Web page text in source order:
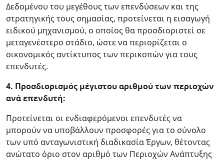
Δεδομένου του μεγέθους των επενδύσεων και της
στρατηγικής τους σημασίας, προτείνεται η εισαγωγή
ειδικού μηχανισμού, ο οποίος θα προσδιοριστεί σε
μεταγενέστερο στάδιο, ώστε να περιορίζεται ο
οικονομικός αντίκτυπος των περικοπών για τους
επενδυτές.
4. Προσδιορισμός μέγιστου αριθμού των περιοχών
ανά επενδυτή:
Προτείνεται οι ενδιαφερόμενοι επενδυτές να
μπορούν να υποβάλλουν προσφορές για το σύνολο
των υπό ανταγωνιστική διαδικασία Έργων, θέτοντας
ανώτατο όριο στον αριθμό των Περιοχών Ανάπτυξης